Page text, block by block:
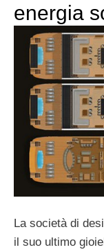
energia
La società di
il suo ultimo